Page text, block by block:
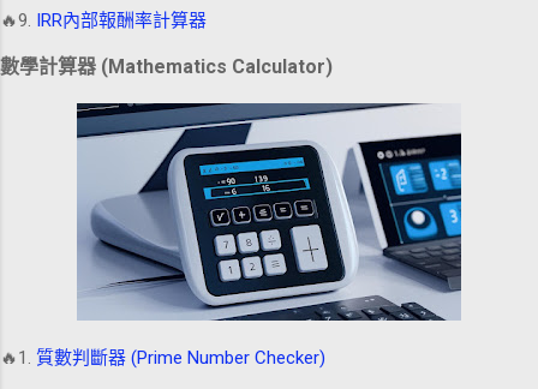
🔥9. IRR內部報酬率計算器
數學計算器 (Mathematics Calculator)
🔥1. 質數判斷器 (Prime Number Checker)